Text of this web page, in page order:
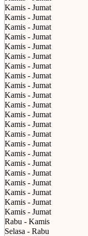
Kamis - Jumat
Kamis - Jumat
Kamis - Jumat
Kamis - Jumat
Kamis - Jumat
Kamis - Jumat
Kamis - Jumat
Kamis - Jumat
Kamis - Jumat
Kamis - Jumat
Kamis - Jumat
Kamis - Jumat
Kamis - Jumat
Kamis - Jumat
Kamis - Jumat
Kamis - Jumat
Kamis - Jumat
Kamis - Jumat
Kamis - Jumat
Kamis - Jumat
Kamis - Jumat
Kamis - Jumat
Rabu - Kamis
Selasa - Rabu